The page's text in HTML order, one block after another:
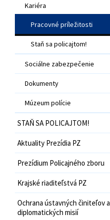
Kariéra
Pracovné príležitosti
Staň sa policajtom!
Sociálne zabezpečenie
Dokumenty
Múzeum polície
STAŇ SA POLICAJTOM!
Aktuality Prezídia PZ
Prezídium Policajného zboru
Krajské riaditeľstvá PZ
Ochrana ústavných činiteľov a
diplomatických misií